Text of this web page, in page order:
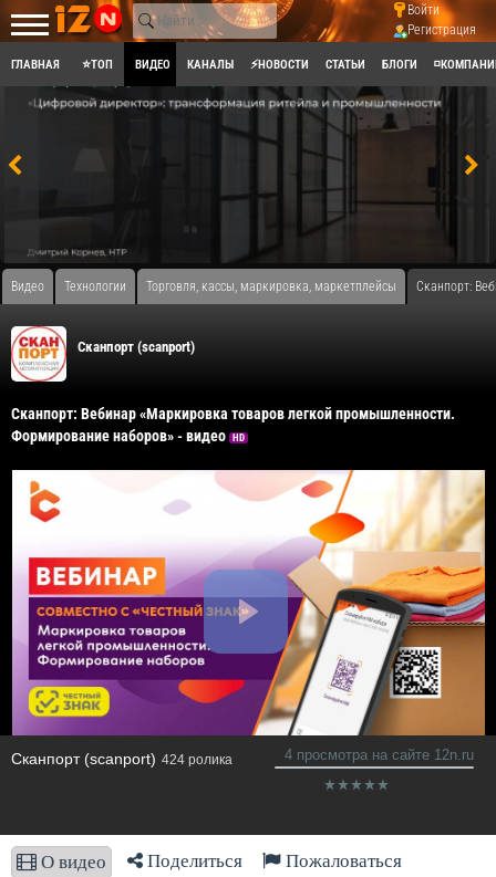
Войти
Регистрация
ГЛАВНАЯ ⭐ТОП ВИДЕО КАНАЛЫ ⚡НОВОСТИ СТАТЬИ БЛОГИ
Видео Технологии Торговля, кассы, маркировка, маркетплейсы Сканпорт:
Сканпорт (scanport)
Сканпорт: Вебинар «Маркировка товаров легкой промышленности.
Формирование наборов» - видео
HD
Сканпорт (scanport) 424 ролика 4 просмотра на сайте 12n.ru
О видео Поделиться Пожаловаться